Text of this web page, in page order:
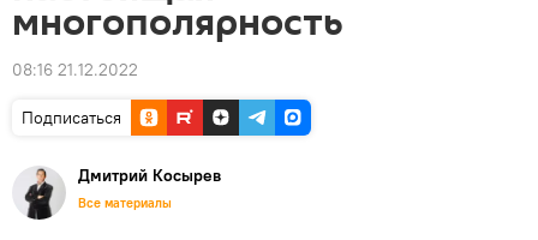
многополярность
08:16 21.12.2022
Подписаться
Дмитрий Косырев
Все материалы